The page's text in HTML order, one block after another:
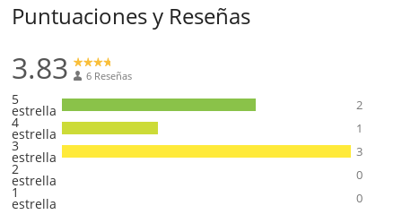
Puntuaciones y Reseñas
3.83 6 Reseñas
5
estrella 2
4
estrella 1
3
estrella 3
2
estrella 0
1
estrella 0